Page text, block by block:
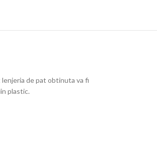
de pat obtinuta va fi
plastic.